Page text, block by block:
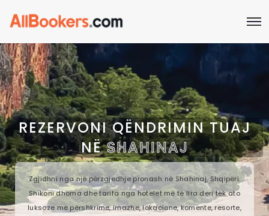
REZERVONI QËNDRIMIN TUAJ
NËSHAHINAJ
Zgjidhni nga një përzgjedhje pronash në Shahinaj, Shqipëri.
Shikoni dhoma dhe tarifa nga hotelet më të lira deri tek ato
luksoze me përshkrime, imazhe, lokacione, komente, resorte,